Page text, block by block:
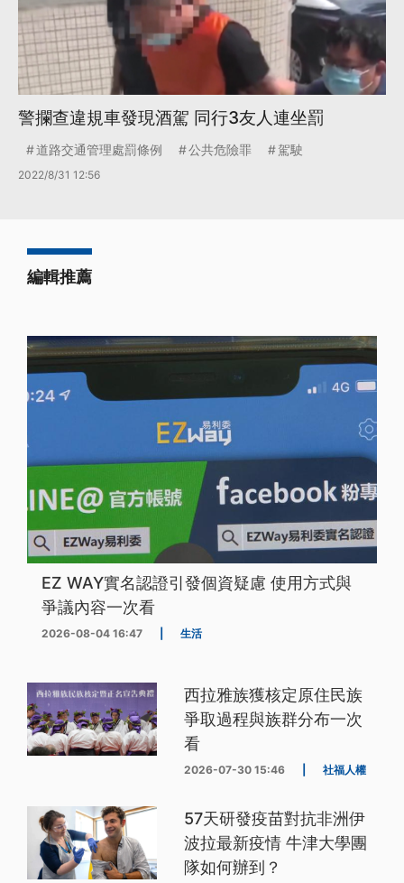
警攔查違規車發現酒駕 同行3友人連坐罰
道路交通管理處罰條例 公共危險罪 駕駛
2022/8/31 12:56
編輯推薦
EZ WAY實名認證引發個資疑慮 使用方式與
爭議內容一次看
2026-08-04 16:47 生活
西拉雅族獲核定原住民族
爭取過程與族群分布一次
看
2026-07-30 15:46 社福人權
57天研發疫苗對抗非洲伊
波拉最新疫情 牛津大學團
隊如何辦到？